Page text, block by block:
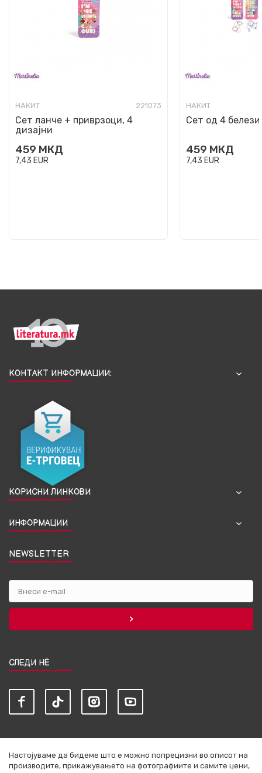
НАКИТ 221073
Сет ланче + приврзоци, 4
дизајни
459 МКД
7,43 EUR
НАКИТ
Сет од 4
459 МКД
7,43 EUR
КОНТАКТ ИНФОРМАЦИИ:
КОРИСНИ ЛИНКОВИ
ИНФОРМАЦИИ
NEWSLETTER
СЛЕДИ НЀ
Настојуваме да бидеме што е можно попрецизни во описот на
производите, прикажувањето на фотографиите и самите цени,